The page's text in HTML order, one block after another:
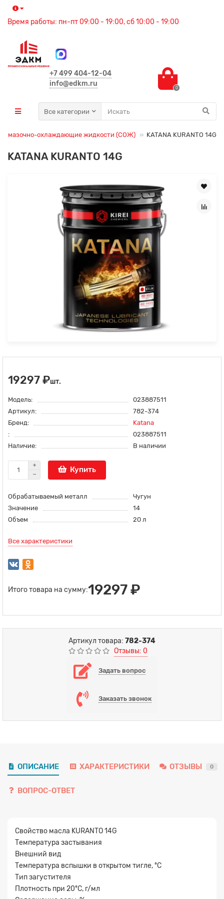
Время работы: пн-пт 09:00 - 19:00, сб 10:00 - 19:00
+7 499 404-12-04
info@edkm.ru
0
Все категории
Смазочно-охлаждающие жидкости (СОЖ) KATANA KURANTO 14G
KATANA KURANTO 14G
19297 ₽шт.
Модель:
023887511
Артикул:
782-374
Бренд:
Katana
:
023887511
Наличие:
В наличии
Купить
Обрабатываемый металл
Чугун
Значение
14
Объем
20 л
Все характеристики
Итого товара на сумму:19297 ₽
Артикул товара: 782-374
Отзывы: 0
Задать вопрос
Заказать звонок
ОПИСАНИЕ ХАРАКТЕРИСТИКИ ОТЗЫВЫ 0
ВОПРОС-ОТВЕТ
Свойство масла KURANTO 14G
Температура застывания
Внешний вид
Температура вспышки в открытом тигле, ºC
Тип загустителя
Плотность при 20ºC, г/мл
Заявка на расчет